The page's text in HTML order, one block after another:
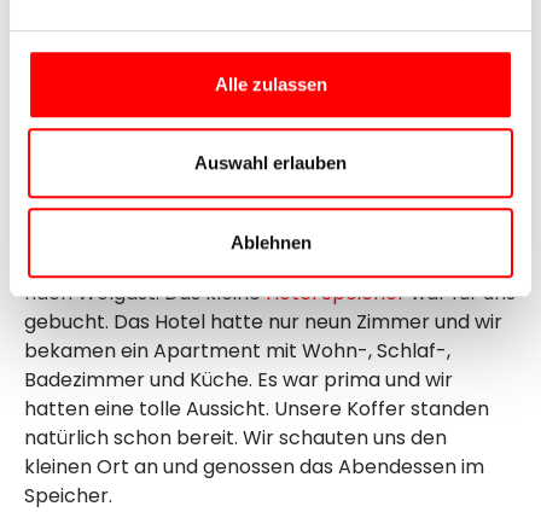
Alle zulassen
Auswahl erlauben
Ablehnen
legten wir uns an den Strand und genossen die Ruhe
Dort konnte man eineTauchgondel
und wir tranken Kaffee. Weiter ging es nach
Trassenheide. Dies ist auch ein sehr sehenswertes
nach Wolgast. Das kleineHotel Speicherwar für uns
gebucht. Das Hotel hatte nur neun Zimmer und wir
bekamen ein Apartment mit Wohn-, Schlaf-,
Badezimmer und Küche. Es war prima und wir
hatten eine tolle Aussicht. Unsere Koffer standen
natürlich schon bereit. Wir schauten uns den
kleinen Ort an und genossen das Abendessen im
Speicher.